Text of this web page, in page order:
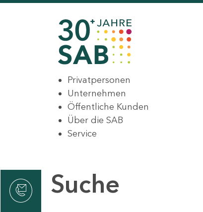
Privatpersonen
Unternehmen
Öffentliche Kunden
Über die SAB
Service
Suche